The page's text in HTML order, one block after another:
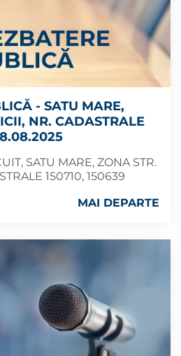
- SATU MARE,
NR. CADASTRALE
SATU MARE, ZONA STR.
150710, 150639
MAI DEPARTE